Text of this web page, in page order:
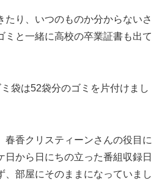
たり、いつのものか分からないさ
ミと一緒に高校の卒業証書も出て
袋は52袋分のゴミを片付けまし
春香クリスティーンさんの役目に
日から日にちの立った番組収録日
、部屋にそのままになっていまし